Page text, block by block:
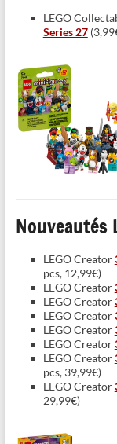
LEGO
Series 27
Nouveautés
LEGO Creator
pcs, 12,99€)
LEGO Creator
LEGO Creator
LEGO Creator
LEGO Creator
LEGO Creator
LEGO Creator
pcs, 39,99€)
LEGO Creator
29,99€)